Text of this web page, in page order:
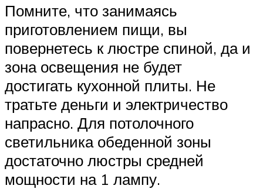
Помните, что занимаясь
приготовлением пищи, вы
повернетесь к люстре спиной, да и
зона освещения не будет
достигать кухонной плиты. Не
тратьте деньги и электричество
напрасно. Для потолочного
светильника обеденной зоны
достаточно люстры средней
мощности на 1 лампу.